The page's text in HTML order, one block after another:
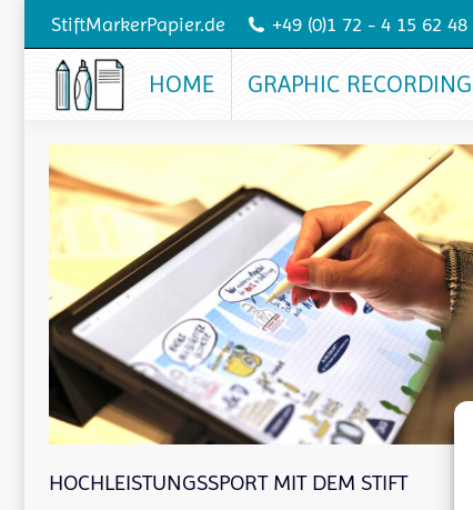
StiftMarkerPapier.de +49 (0)1 72 - 4 15 62 48
HOME GRAPHIC RECORDING
HOCHLEISTUNGSSPORT MIT DEM STIFT